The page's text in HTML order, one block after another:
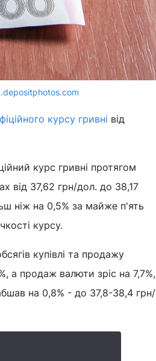
курсу гривні від
курс гривні протягом
від 37,62 грн/дол. до 38,17
ніж на 0,5% за майже п'ять
курсу.
купівлі та продажу
а продаж валюти зріс на 7,7%,
на 0,8% - до 37,8-38,4 грн/